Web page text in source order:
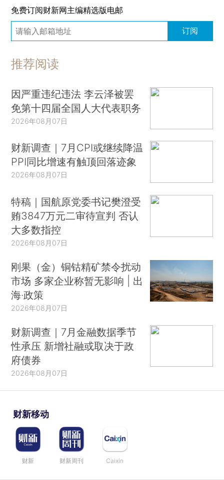
免费订阅财新网主编精选版电邮
订阅
推荐阅读
因严重违纪违法 李云泽被罢
免第十四届全国人大代表职务
2026年08月07日
财新调查｜7月CPI或继续降温
PPI同比增速有触顶回落迹象
2026年08月07日
特稿｜国航原党委书记樊澄受
贿3847万元二审待宣判 否认
大多数指控
2026年08月07日
刚果（金）铜钴精矿禁令扰动
市场 多家企业称暂无影响 | 出
海·政策
2026年08月07日
财新调查｜7月金融数据季节
性承压 新增社融或取决于政
府债券
2026年08月07日
财新移动
财新 财新周刊 Caixin